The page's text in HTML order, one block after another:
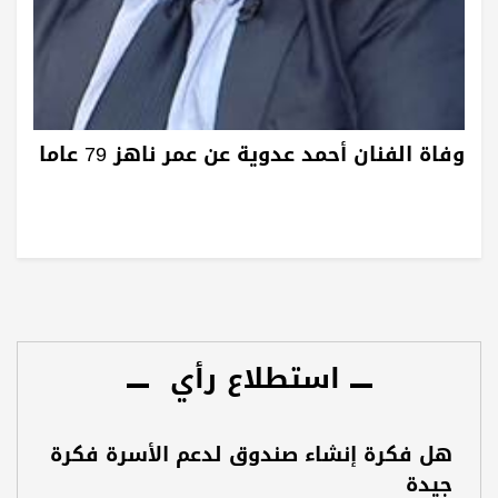
وفاة الفنان أحمد عدوية عن عمر ناهز 79 عاما
استطلاع رأي
هل فكرة إنشاء صندوق لدعم الأسرة فكرة
جيدة